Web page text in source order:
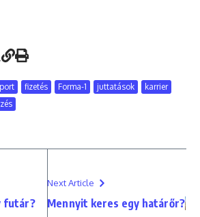
fizetés Forma-1 juttatások
karrier
futár?
Next Article
Mennyit keres egy határőr?